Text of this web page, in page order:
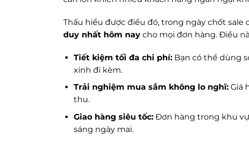
Thấu hiểu được điều đó, trong ngày chốt
duy nhất hôm nay cho mọi đơn hàng. Điều
Tiết kiệm tối đa chi phí:Bạn có thể dùng
xinh đi kèm.
Trải nghiệm mua sắm không lo nghĩ:Giá
thu.
Giao hàng siêu tốc:Đơn hàng trong khu
sáng ngày mai.